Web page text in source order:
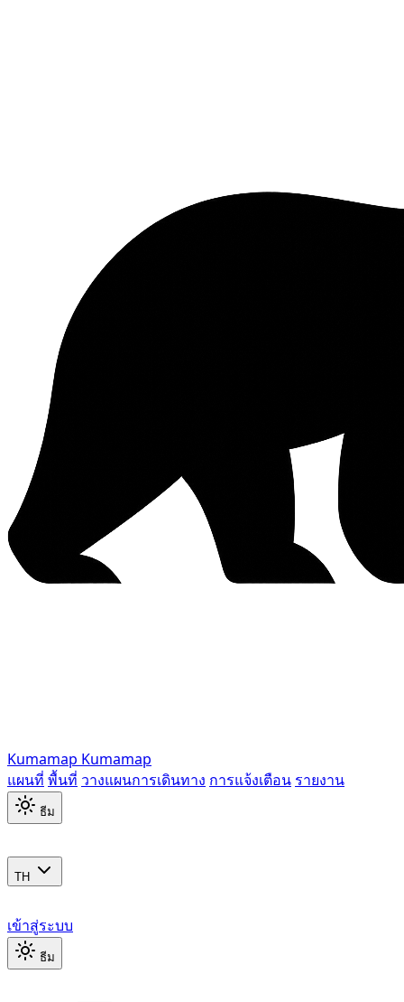
Kumamap Kumamap
แผนที่ พื้นที่ วางแผนการเดินทาง การแจ้งเตือน รายงาน
ธีม
TH
เข้าสู่ระบบ
ธีม